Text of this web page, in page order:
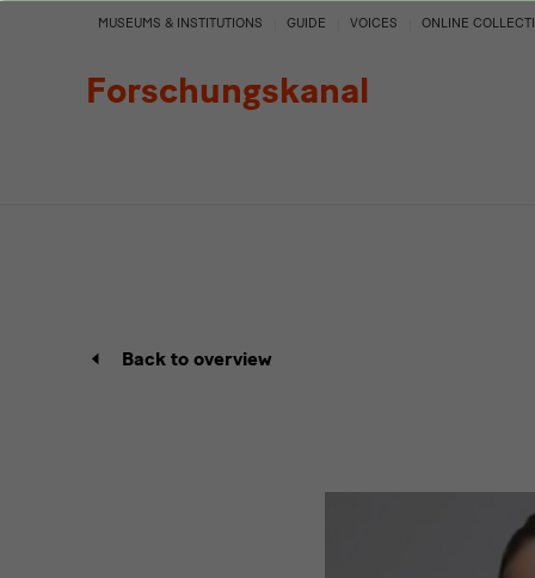
Forschungskanal
Detail
MUSEUMS & INSTITUTIONS GUIDE VOICES ONLINE
Person
Back to overview